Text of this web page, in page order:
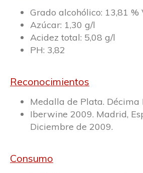
Grado alcohólico: 13,81 %
Azúcar: 1,30 g/l
Acidez total: 5,08 g/l
PH: 3,82
Reconocimientos
Medalla de Plata. Décima
Iberwine 2009. Madrid,
Diciembre de 2009.
Consumo